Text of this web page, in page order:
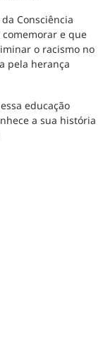
Consciência
e que
o racismo no
pela herança
educação
a sua história